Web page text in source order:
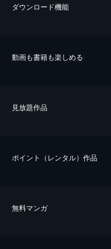
ダウンロード機能
動画も書籍も楽しめる
⾒放題作品
ポイント（レンタル）作品
無料マンガ